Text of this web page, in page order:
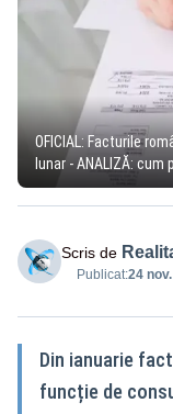
OFICIAL: Facturile
lunar - ANALIZĂ:
Scris de
Publicat:24
Din ianuarie
funcție de